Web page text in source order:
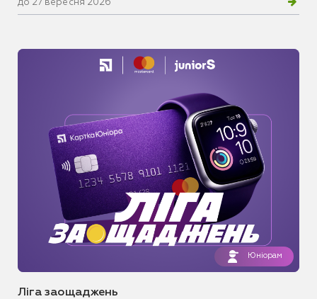
до 27 вересня 2026
Юніорам
Ліга заощаджень